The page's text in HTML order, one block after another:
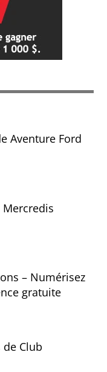
Aventure Ford
Mercredis
– Numérisez
gratuite
de Club